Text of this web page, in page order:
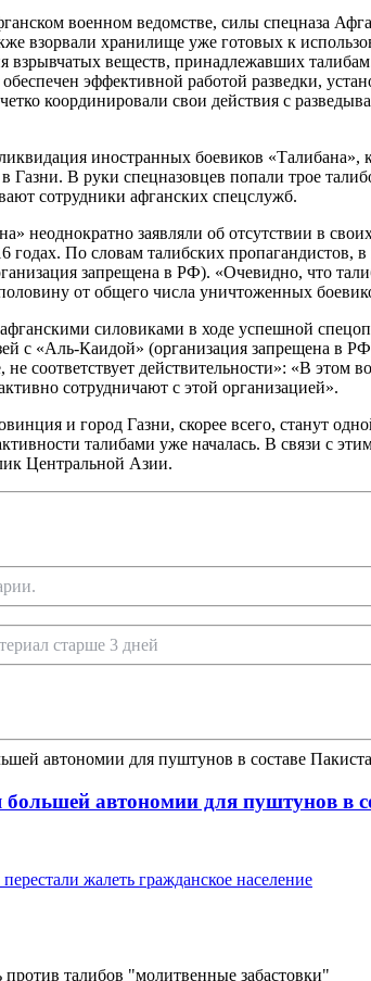
военном ведомстве, силы спецназа
взорвали хранилище уже готовых к
взрывчатых веществ, принадлежавших
эффективной работой разведки,
координировали свои действия с
иностранных боевиков «Талибана»,
Газни. В руки спецназовцев попали трое
сотрудники афганских спецслужб.
неоднократно заявляли об отсутствии в
По словам талибских пропагандистов,
запрещена в РФ). «Очевидно, что
от общего числа уничтоженных
силовиками в ходе успешной
с «Аль-Каидой» (организация запрещена в
не соответствует действительности»: «В
сотрудничают с этой организацией».
и город Газни, скорее всего, станут
талибами уже началась. В связи с
Центральной Азии.
старше 3 дней
автономии для пуштунов в
жалеть гражданское население